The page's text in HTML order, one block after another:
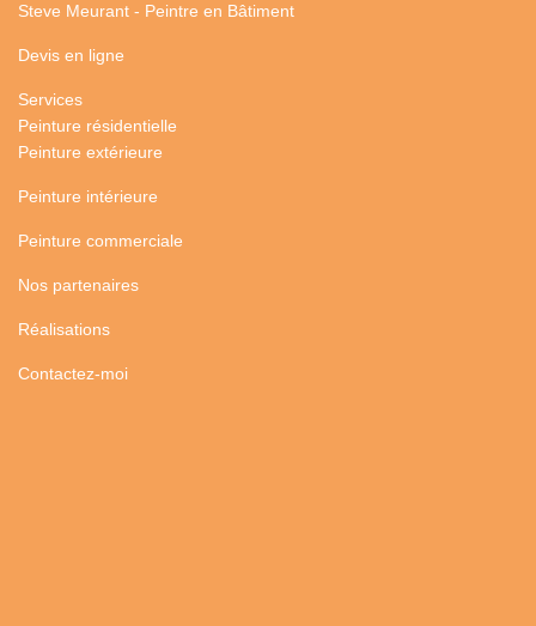
Steve Meurant - Peintre en Bâtiment
Devis en ligne
Services
Peinture résidentielle
Peinture extérieure
Peinture intérieure
Peinture commerciale
Nos partenaires
Réalisations
Contactez-moi